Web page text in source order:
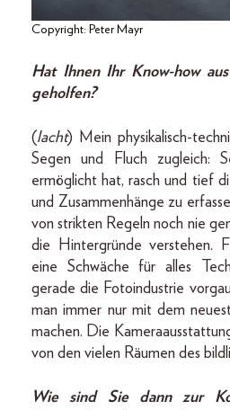
Copyright: Peter Mayr
Hat Ihnen Ihr Know-how
geholfen?
(lacht) Mein physikalisch-
Segen und Fluch zugleich:
ermöglicht hat, rasch und tief
und Zusammenhänge zu
von strikten Regeln noch nie
die Hintergründe verstehen.
eine Schwäche für alles
gerade die Fotoindustrie
man immer nur mit dem
machen. Die
von den vielen Räumen des
Wie sind Sie dann zur